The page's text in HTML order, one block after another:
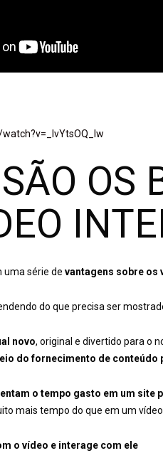
OS
uma série de vantagens sobre
do que precisa ser
novo, original e divertido para o
do fornecimento de conteúdo
o tempo gasto em um site
mais tempo do que em um vídeo
o vídeo e interage com ele